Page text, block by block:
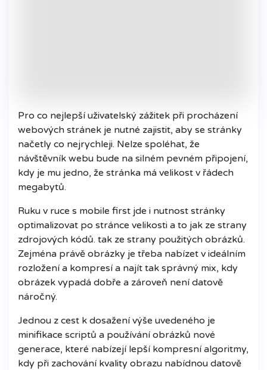
Pro co nejlepší uživatelský zážitek při procházení
webových stránek je nutné zajistit, aby se stránky
načetly co nejrychleji. Nelze spoléhat, že
návštěvník webu bude na silném pevném připojení,
kdy je mu jedno, že stránka má velikost v řádech
megabytů.
Ruku v ruce s mobile first jde i nutnost stránky
optimalizovat po stránce velikosti a to jak ze strany
zdrojových kódů. tak ze strany použitých obrázků.
Zejména právě obrázky je třeba nabízet v ideálním
rozložení a kompresí a najít tak správný mix, kdy
obrázek vypadá dobře a zároveň není datově
náročný.
Jednou z cest k dosažení výše uvedeného je
minifikace scriptů a používání obrázků nové
generace, které nabízejí lepší kompresní algoritmy,
kdy při zachování kvality obrazu nabídnou datově